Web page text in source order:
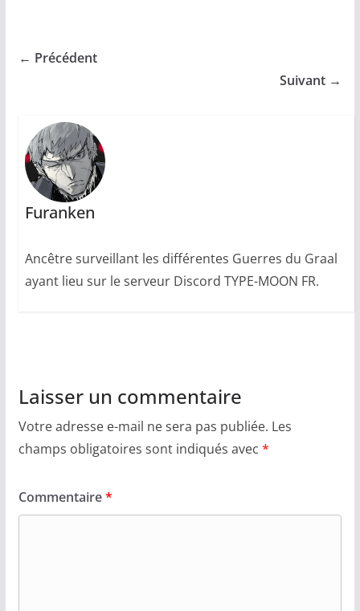
← Précédent
Suivant →
Furanken
Ancêtre surveillant les différentes Guerres du Graal
ayant lieu sur le serveur Discord TYPE-MOON FR.
Laisser un commentaire
Votre adresse e-mail ne sera pas publiée. Les
champs obligatoires sont indiqués avec *
Commentaire*